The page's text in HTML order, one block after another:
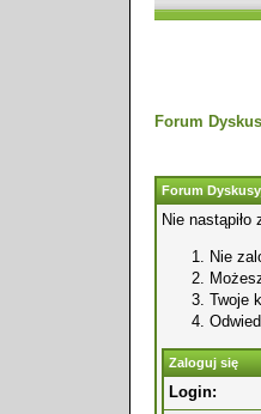
Forum
Forum
Nie
Nie
Twoje
Zaloguj się
Login: